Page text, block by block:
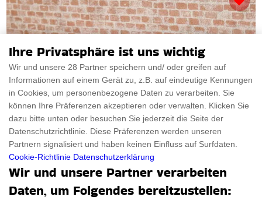
Ihre Privatsphäre ist uns wichtig
Wir und unsere 28 Partner speichern und/ oder greifen auf
Informationen auf einem Gerät zu, z.B. auf eindeutige Kennungen
in Cookies, um personenbezogene Daten zu verarbeiten. Sie
können Ihre Präferenzen akzeptieren oder verwalten. Klicken Sie
dazu bitte unten oder besuchen Sie jederzeit die Seite der
Datenschutzrichtlinie. Diese Präferenzen werden unseren
Partnern signalisiert und haben keinen Einfluss auf Surfdaten.
Cookie-Richtlinie Datenschutzerklärung
Wir und unsere Partner verarbeiten
Daten, um Folgendes bereitzustellen: